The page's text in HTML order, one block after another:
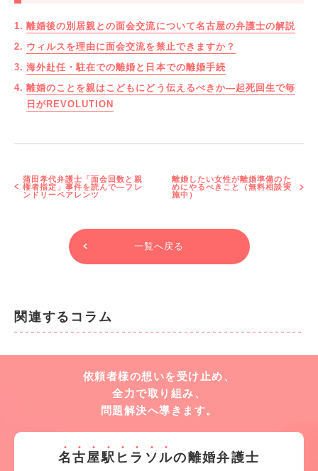
離婚後の別居親との面会交流について名古屋の弁護士の解説
ウィルスを理由に面会交流を禁止できますか？
海外赴任・駐在での離婚と日本での離婚手続
離婚のことを親はこどもにどう伝えるべきか―起死回生で毎
日がREVOLUTION
蒲田孝代弁護士「面会回数と親
権者指定」事件を読んで―フレ
ンドリーペアレンツ
離婚したい女性が離婚準備のた
めにやるべきこと（無料相談実
施中）
一覧へ戻る
関連するコラム
依頼者様の想いを受け止め、
全力で取り組み、
問題解決へ導きます。
名 古 屋駅 ヒ ラ ソ ルの離婚弁護士